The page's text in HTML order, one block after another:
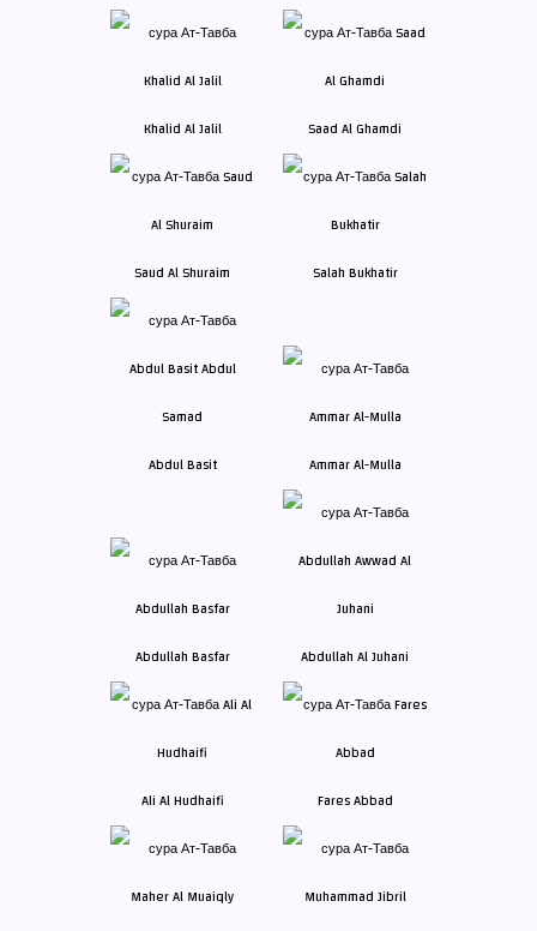
Khalid Al Jalil Saad Al Ghamdi
Saud Al Shuraim Salah Bukhatir
Abdul Basit Ammar Al-Mulla
Abdullah Basfar Abdullah Al Juhani
Ali Al Hudhaifi Fares Abbad